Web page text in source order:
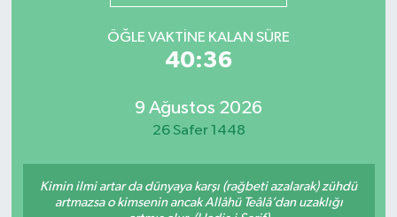
ÖĞLE VAKTİNE KALAN SÜRE
40:36
9 Ağustos 2026
26 Safer 1448
Kimin ilmi artar da dünyaya karşı (rağbeti azalarak) zühdü
artmazsa o kimsenin ancak Allâhü Teâlâ’dan uzaklığı
HABERLER